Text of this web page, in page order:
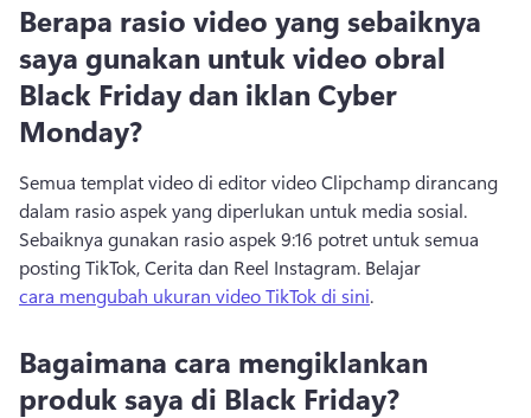
Berapa rasio video yang sebaiknya
saya gunakan untuk video obral
Black Friday dan iklan Cyber
Monday?
Semua templat video di editor video Clipchamp dirancang
Sebaiknya gunakan rasio aspek 9:16 potret untuk semua
posting TikTok, Cerita dan Reel Instagram. Belajar
cara mengubah ukuran video TikTok di sini.
Bagaimana cara mengiklankan
produk saya di Black Friday?